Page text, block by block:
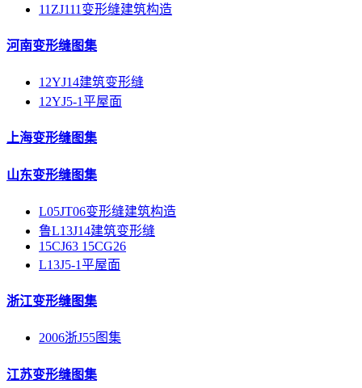
11ZJ111变形缝建筑构造
河南变形缝图集
12YJ14建筑变形缝
12YJ5-1平屋面
上海变形缝图集
山东变形缝图集
L05JT06变形缝建筑构造
鲁L13J14建筑变形缝
15CJ63 15CG26
L13J5-1平屋面
浙江变形缝图集
2006浙J55图集
江苏变形缝图集